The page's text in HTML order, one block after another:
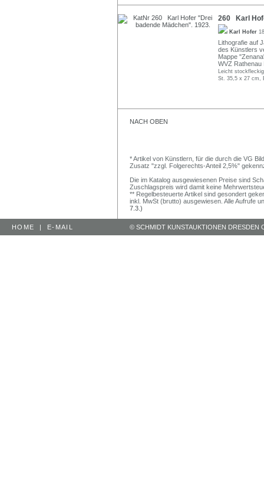
260 Karl
Karl Hofer
Lithografie auf
des Künstlers
Mappe
WVZ Rathenau
Leicht
St. 35,5 x 27 cm,
NACH OBEN
* Artikel von Künstlern, für die durch die VG
Zusatz "zzgl. Folgerechts-Anteil 2,5%"
Die im Katalog ausgewiesenen Preise sind
Zuschlagspreis wird damit keine
** Regelbesteuerte Artikel sind gesondert
inkl. MwSt (brutto) ausgewiesen. Alle Aufrufe
7.3.)
HOME | E-MAIL © SCHMIDT KUNSTAUKTIONEN DRESDEN